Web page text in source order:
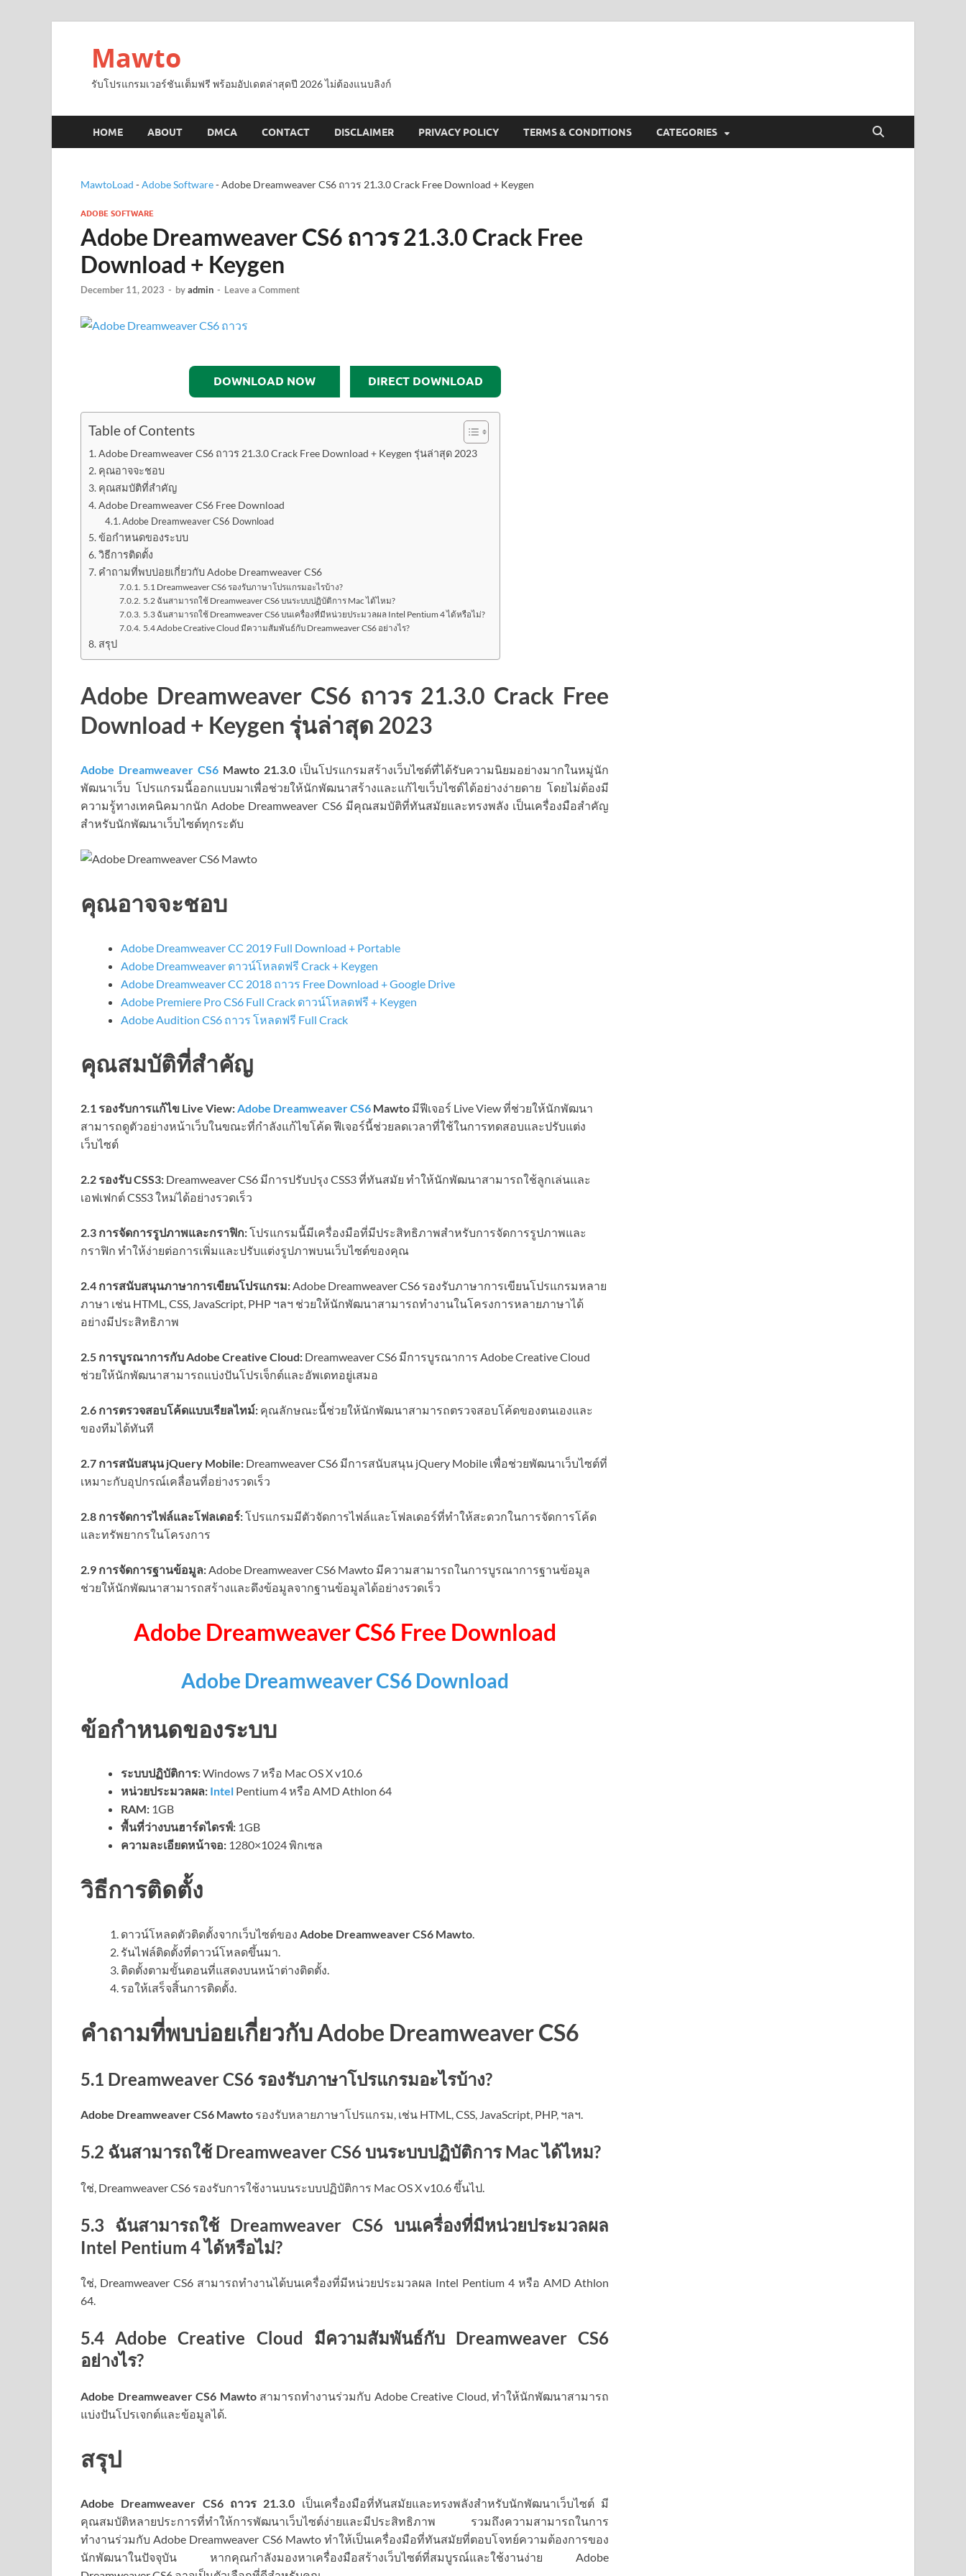
Mawto
รับโปรแกรมเวอร์ชันเต็มฟรี พร้อมอัปเดตล่าสุดปี 2026 ไม่ต้องแนบลิงก์
HOME ABOUT DMCA CONTACT DISCLAIMER PRIVACY POLICY TERMS & CONDITIONS CATEGORIES
MawtoLoad -Adobe Software-Adobe Dreamweaver CS6 ถาวร 21.3.0 Crack Free Download + Keygen
ADOBE SOFTWARE
Adobe Dreamweaver CS6 ถาวร 21.3.0 Crack Free
Download + Keygen
December 11, 2023 - byadmin - Leave a Comment
DOWNLOAD NOW DIRECT DOWNLOAD
Table of Contents
Adobe Dreamweaver CS6 ถาวร 21.3.0 Crack Free Download + Keygen รุ่นล่าสุด 2023
คุณอาจจะชอบ
คุณสมบัติที่สำคัญ
Adobe Dreamweaver CS6 Free Download
Adobe Dreamweaver CS6 Download
ข้อกำหนดของระบบ
วิธีการติดตั้ง
คำถามที่พบบ่อยเกี่ยวกับ Adobe Dreamweaver CS6
5.1 Dreamweaver CS6 รองรับภาษาโปรแกรมอะไรบ้าง?
5.2 ฉันสามารถใช้ Dreamweaver CS6 บนระบบปฏิบัติการ Mac ได้ไหม?
5.3 ฉันสามารถใช้ Dreamweaver CS6 บนเครื่องที่มีหน่วยประมวลผล Intel Pentium 4 ได้หรือไม่?
5.4 Adobe Creative Cloud มีความสัมพันธ์กับ Dreamweaver CS6 อย่างไร?
สรุป
Adobe Dreamweaver CS6 ถาวร 21.3.0 Crack Free
Download + Keygen รุ่นล่าสุด 2023
Adobe Dreamweaver CS6 Mawto 21.3.0 เป็นโปรแกรมสร้างเว็บไซต์ที่ได้รับความนิยมอย่างมากในหมู่นัก
พัฒนาเว็บ โปรแกรมนี้ออกแบบมาเพื่อช่วยให้นักพัฒนาสร้างและแก้ไขเว็บไซต์ได้อย่างง่ายดาย โดยไม่ต้องมี
ความรู้ทางเทคนิคมากนัก Adobe Dreamweaver CS6 มีคุณสมบัติที่ทันสมัยและทรงพลัง เป็นเครื่องมือสำคัญ
สำหรับนักพัฒนาเว็บไซต์ทุกระดับ
คุณอาจจะชอบ
Adobe Dreamweaver CC 2019 Full Download + Portable
Adobe Dreamweaver ดาวน์โหลดฟรี Crack + Keygen
Adobe Dreamweaver CC 2018 ถาวร Free Download + Google Drive
Adobe Premiere Pro CS6 Full Crack ดาวน์โหลดฟรี + Keygen
Adobe Audition CS6 ถาวร โหลดฟรี Full Crack
คุณสมบัติที่สำคัญ
2.1 รองรับการแก้ไข Live View:Adobe Dreamweaver CS6 Mawto มีฟีเจอร์ Live View ที่ช่วยให้นักพัฒนา
สามารถดูตัวอย่างหน้าเว็บในขณะที่กำลังแก้ไขโค้ด ฟีเจอร์นี้ช่วยลดเวลาที่ใช้ในการทดสอบและปรับแต่ง
เว็บไซต์
2.2 รองรับ CSS3: Dreamweaver CS6 มีการปรับปรุง CSS3 ที่ทันสมัย ทำให้นักพัฒนาสามารถใช้ลูกเล่นและ
เอฟเฟกต์ CSS3 ใหม่ได้อย่างรวดเร็ว
2.3 การจัดการรูปภาพและกราฟิก:โปรแกรมนี้มีเครื่องมือที่มีประสิทธิภาพสำหรับการจัดการรูปภาพและ
กราฟิก ทำให้ง่ายต่อการเพิ่มและปรับแต่งรูปภาพบนเว็บไซต์ของคุณ
2.4 การสนับสนุนภาษาการเขียนโปรแกรม:Adobe Dreamweaver CS6 รองรับภาษาการเขียนโปรแกรมหลาย
ภาษา เช่น HTML, CSS, JavaScript, PHP ฯลฯ ช่วยให้นักพัฒนาสามารถทำงานในโครงการหลายภาษาได้
อย่างมีประสิทธิภาพ
2.5 การบูรณาการกับ Adobe Creative Cloud: Dreamweaver CS6 มีการบูรณาการ Adobe Creative Cloud
ช่วยให้นักพัฒนาสามารถแบ่งปันโปรเจ็กต์และอัพเดทอยู่เสมอ
2.6 การตรวจสอบโค้ดแบบเรียลไทม์: คุณลักษณะนี้ช่วยให้นักพัฒนาสามารถตรวจสอบโค้ดของตนเองและ
ของทีมได้ทันที
2.7 การสนับสนุน jQuery Mobile: Dreamweaver CS6 มีการสนับสนุน jQuery Mobile เพื่อช่วยพัฒนาเว็บไซต์ที่
เหมาะกับอุปกรณ์เคลื่อนที่อย่างรวดเร็ว
2.8 การจัดการไฟล์และโฟลเดอร์:โปรแกรมมีตัวจัดการไฟล์และโฟลเดอร์ที่ทำให้สะดวกในการจัดการโค้ด
และทรัพยากรในโครงการ
2.9 การจัดการฐานข้อมูล:Adobe Dreamweaver CS6 Mawto มีความสามารถในการบูรณาการฐานข้อมูล
ช่วยให้นักพัฒนาสามารถสร้างและดึงข้อมูลจากฐานข้อมูลได้อย่างรวดเร็ว
Adobe Dreamweaver CS6 Free Download
Adobe Dreamweaver CS6 Download
ข้อกำหนดของระบบ
ระบบปฏิบัติการ:Windows 7 หรือ Mac OS X v10.6
หน่วยประมวลผล: Intel Pentium 4 หรือ AMD Athlon 64
RAM: 1GB
พื้นที่ว่างบนฮาร์ดไดรฟ์: 1GB
ความละเอียดหน้าจอ: 1280×1024 พิกเซล
วิธีการติดตั้ง
ดาวน์โหลดตัวติดตั้งจากเว็บไซต์ของ Adobe Dreamweaver CS6 Mawto.
รันไฟล์ติดตั้งที่ดาวน์โหลดขึ้นมา.
ติดตั้งตามขั้นตอนที่แสดงบนหน้าต่างติดตั้ง.
รอให้เสร็จสิ้นการติดตั้ง.
คำถามที่พบบ่อยเกี่ยวกับ Adobe Dreamweaver CS6
5.1 Dreamweaver CS6 รองรับภาษาโปรแกรมอะไรบ้าง?
Adobe Dreamweaver CS6 Mawto รองรับหลายภาษาโปรแกรม, เช่น HTML, CSS, JavaScript, PHP, ฯลฯ.
5.2 ฉันสามารถใช้ Dreamweaver CS6 บนระบบปฏิบัติการ Mac ได้ไหม?
ใช่, Dreamweaver CS6 รองรับการใช้งานบนระบบปฏิบัติการ Mac OS X v10.6 ขึ้นไป.
5.3 ฉันสามารถใช้ Dreamweaver CS6 บนเครื่องที่มีหน่วยประมวลผล
Intel Pentium 4 ได้หรือไม่?
ใช่, Dreamweaver CS6 สามารถทำงานได้บนเครื่องที่มีหน่วยประมวลผล Intel Pentium 4 หรือ AMD Athlon
64.
5.4 Adobe Creative Cloud มีความสัมพันธ์กับ Dreamweaver CS6
อย่างไร?
Adobe Dreamweaver CS6 Mawtoสามารถทำงานร่วมกับ Adobe Creative Cloud, ทำให้นักพัฒนาสามารถ
แบ่งปันโปรเจกต์และข้อมูลได้.
สรุป
Adobe Dreamweaver CS6 ถาวร 21.3.0 เป็นเครื่องมือที่ทันสมัยและทรงพลังสำหรับนักพัฒนาเว็บไซต์ มี
คุณสมบัติหลายประการที่ทำให้การพัฒนาเว็บไซต์ง่ายและมีประสิทธิภาพ รวมถึงความสามารถในการ
ทำงานร่วมกับ Adobe Dreamweaver CS6 Mawto ทำให้เป็นเครื่องมือที่ทันสมัยที่ตอบโจทย์ความต้องการของ
นักพัฒนาในปัจจุบัน หากคุณกำลังมองหาเครื่องมือสร้างเว็บไซต์ที่สมบูรณ์และใช้งานง่าย Adobe